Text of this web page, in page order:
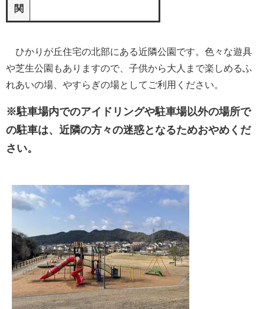
関
ひかりが丘住宅の北部にある近隣公園です。色々な遊具
や芝生公園もありますので、子供から大人まで楽しめるふ
れあいの場、やすらぎの場としてご利用ください。
※駐車場内でのアイドリングや駐車場以外の場所で
の駐車は、近隣の方々の迷惑となるためおやめくだ
さい。